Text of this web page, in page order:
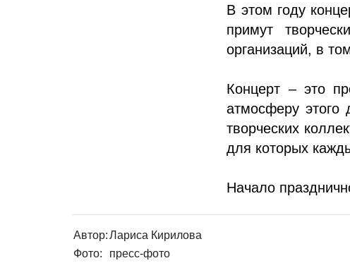
В этом году
примут
организаций, в
Концерт – это
атмосферу этого
творческих
для которых
Начало
Автор:Лариса Кирилова
Фото:
пресс-фото